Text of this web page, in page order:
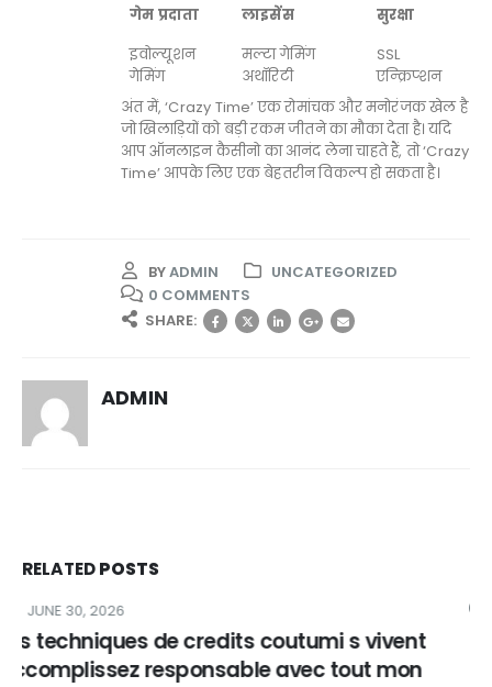
गेम प्रदाता लाइसेंस
सुरक्षा
इवोल्यूशन
गेमिंग
मल्टा गेमिंग
अथॉरिटी
SSL
एन्क्रिप्शन
अंत में, ‘Crazy Time’ एक रोमांचक और मनोरंजक खेल है
जो खिलाड़ियों को बड़ी रकम जीतने का मौका देता है। यदि
आप ऑनलाइन कैसीनो का आनंद लेना चाहते हैं, तो ‘Crazy
Time’ आपके लिए एक बेहतरीन विकल्प हो सकता है।
BYADMIN
UNCATEGORIZED
0 COMMENTS
SHARE:
ADMIN
RELATEDPOSTS
JUNE 30, 2026
Ils font des heures du jeu de croupiers en
direct accorts dans ma section